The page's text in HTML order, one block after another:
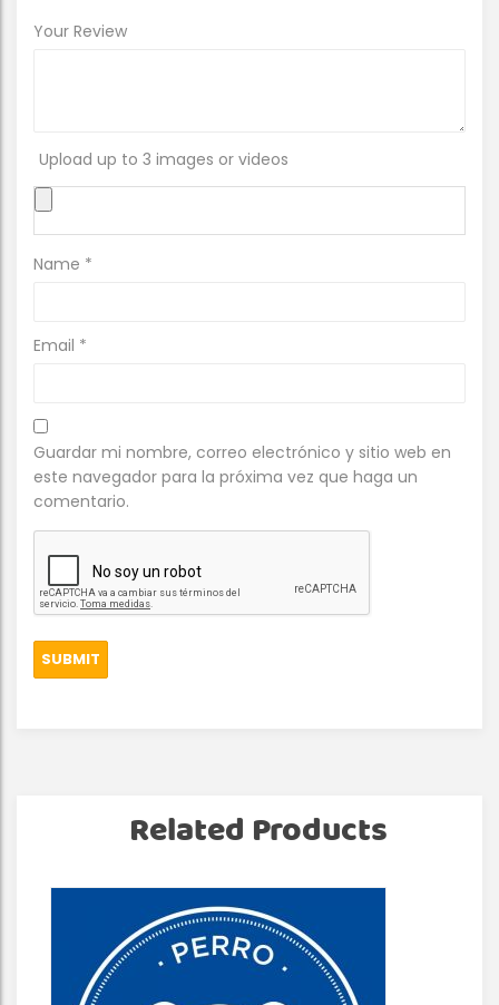
Your Review
Upload up to 3 images or videos
Name *
Email *
Guardar mi nombre, correo electrónico y sitio web en
este navegador para la próxima vez que haga un
comentario.
Related Products